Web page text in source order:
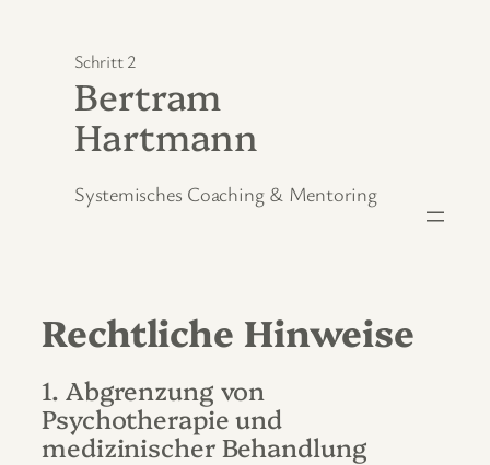
springen
Schritt 2
Bertram
Hartmann
Systemisches Coaching & Mentoring
Rechtliche Hinweise
1. Abgrenzung von
Psychotherapie und
medizinischer Behandlung